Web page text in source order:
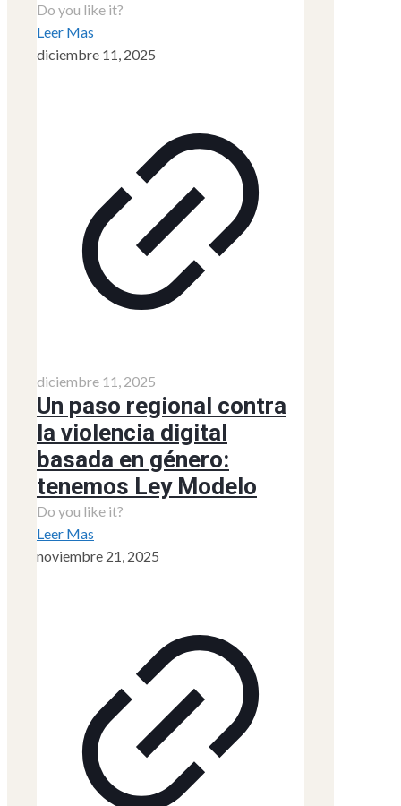
Do you like it?
Leer Mas
diciembre 11, 2025
diciembre 11, 2025
Un paso regional contra
la violencia digital
basada en género:
tenemos Ley Modelo
Do you like it?
Leer Mas
noviembre 21, 2025